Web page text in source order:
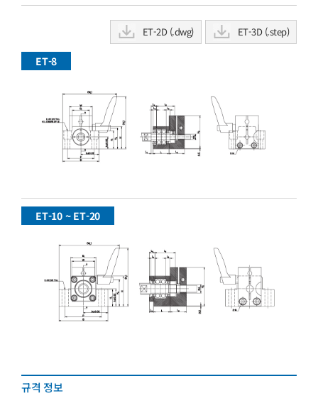
ET-2D (.dwg) ET-3D (.step)
ET-8
ET-10 ~ ET-20
규격 정보